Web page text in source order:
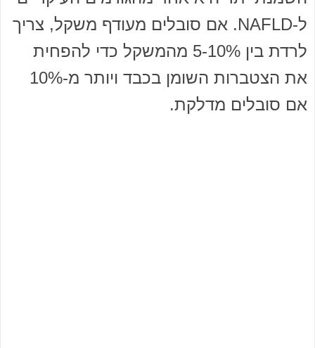
ל-NAFLD. אם סובלים מעודף משקל, צריך
לרדת בין 5-10% מהמשקל כדי להפחית
את הצטברות השומן בכבד ויותר מ-10%
אם סובלים מדלקת.